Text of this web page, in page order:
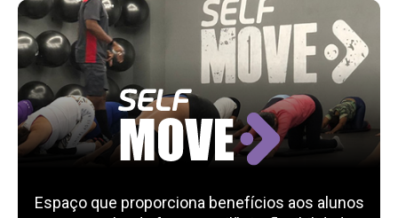
Espaço que proporciona benefícios aos alunos